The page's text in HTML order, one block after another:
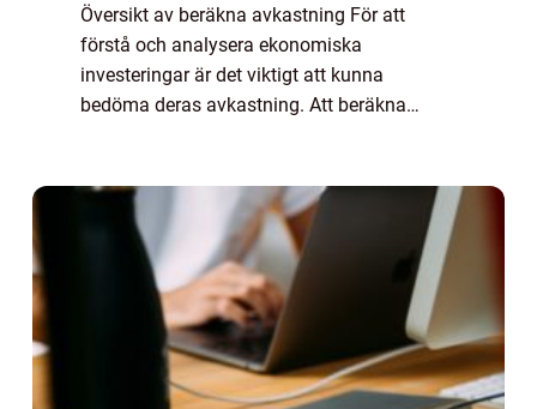
Översikt av beräkna avkastning För att
förstå och analysera ekonomiska
investeringar är det viktigt att kunna
bedöma deras avkastning. Att beräkna
informerade beslut. Denna...